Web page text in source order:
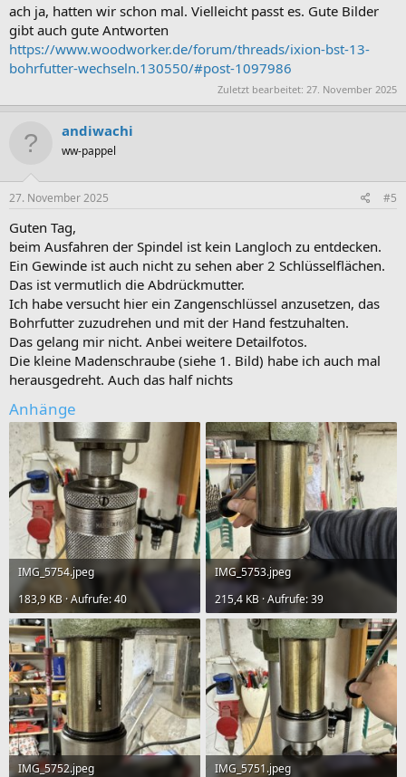
ach ja, hatten wir schon mal. Vielleicht passt es. Gute Bilder
gibt auch gute Antworten
https://www.woodworker.de/forum/threads/ixion-bst-13-
bohrfutter-wechseln.130550/#post-1097986
Zuletzt bearbeitet: 27. November 2025
andiwachi
ww-pappel
27. November 2025 #5
Guten Tag,
beim Ausfahren der Spindel ist kein Langloch zu entdecken.
Ein Gewinde ist auch nicht zu sehen aber 2 Schlüsselflächen.
Das ist vermutlich die Abdrückmutter.
Ich habe versucht hier ein Zangenschlüssel anzusetzen, das
Bohrfutter zuzudrehen und mit der Hand festzuhalten.
Das gelang mir nicht. Anbei weitere Detailfotos.
Die kleine Madenschraube (siehe 1. Bild) habe ich auch mal
herausgedreht. Auch das half nichts
Anhänge
IMG_5754.jpeg
183,9 KB · Aufrufe: 40
IMG_5753.jpeg
215,4 KB · Aufrufe: 39
IMG_5752.jpeg IMG_5751.jpeg